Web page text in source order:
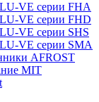
VE серии FHA
VE серии FHD
VE серии SHS
VE серии SMA
AFROST
MIT